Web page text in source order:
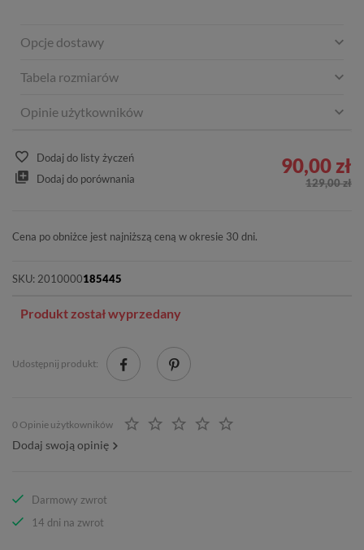
Opcje dostawy
Tabela rozmiarów
Opinie użytkowników
Dodaj do listy życzeń
Dodaj do porównania
90,00 zł
129,00 zł
Cena po obniżce jest najniższą ceną w okresie 30 dni.
SKU: 2010000185445
Produkt został wyprzedany
Udostępnij produkt:
0 Opinie użytkowników
Dodaj swoją opinię
Darmowy zwrot
14 dni na zwrot